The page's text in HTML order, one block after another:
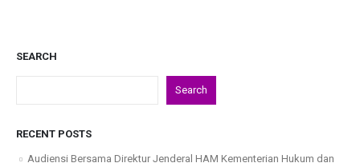
SEARCH
Search
RECENT POSTS
Audiensi Bersama Direktur Jenderal HAM Kementerian Hukum dan